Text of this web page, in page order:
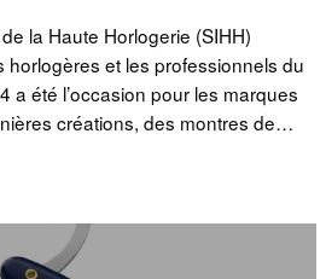
la Haute Horlogerie (SIHH)
horlogères et les professionnels du
a été l’occasion pour les marques
créations, des montres de…